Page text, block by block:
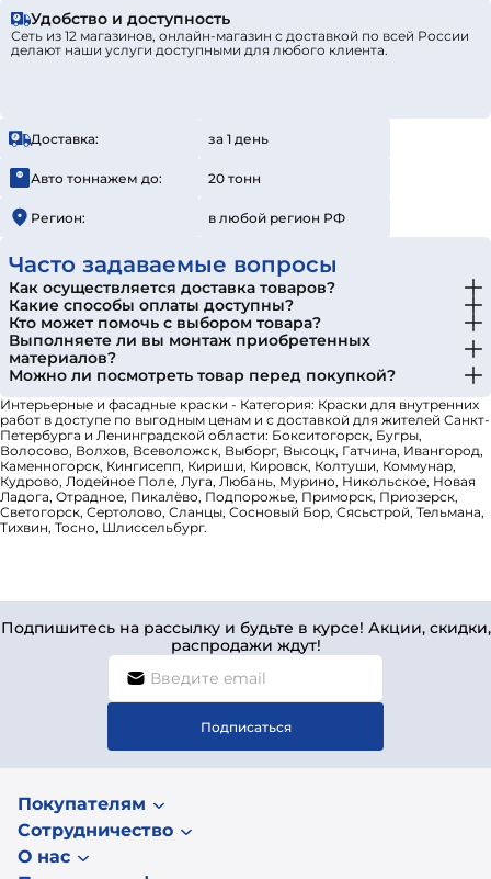
Удобство и доступность
Сеть из 12 магазинов, онлайн-магазин с доставкой по всей России
делают наши услуги доступными для любого клиента.
Доставка: за 1 день
Авто тоннажем до: 20 тонн
Регион: в любой регион РФ
Часто задаваемые вопросы
Как осуществляется доставка товаров?
Какие способы оплаты доступны?
Кто может помочь с выбором товара?
Выполняете ли вы монтаж приобретенных
материалов?
Можно ли посмотреть товар перед покупкой?
Интерьерные и фасадные краски - Категория: Краски для внутренних
работ в доступе по выгодным ценам и с доставкой для жителей Санкт-
Петербурга и Ленинградской области: Бокситогорск, Бугры,
Волосово, Волхов, Всеволожск, Выборг, Высоцк, Гатчина, Ивангород,
Каменногорск, Кингисепп, Кириши, Кировск, Колтуши, Коммунар,
Кудрово, Лодейное Поле, Луга, Любань, Мурино, Никольское, Новая
Ладога, Отрадное, Пикалёво, Подпорожье, Приморск, Приозерск,
Светогорск, Сертолово, Сланцы, Сосновый Бор, Сясьстрой, Тельмана,
Тихвин, Тосно, Шлиссельбург.
Подпишитесь на рассылку и будьте в курсе! Акции, скидки,
распродажи ждут!
Подписаться
Покупателям
Сотрудничество
О нас